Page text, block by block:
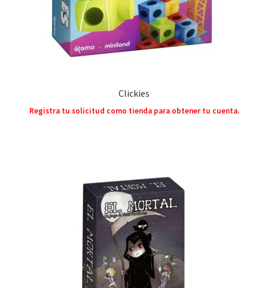
Clickies
Registra tu solicitud como tienda para obtener tu cuenta.